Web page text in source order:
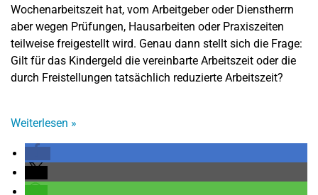
Wochenarbeitszeit hat, vom Arbeitgeber oder Dienstherrn
aber wegen Prüfungen, Hausarbeiten oder Praxiszeiten
teilweise freigestellt wird. Genau dann stellt sich die Frage:
Gilt für das Kindergeld die vereinbarte Arbeitszeit oder die
durch Freistellungen tatsächlich reduzierte Arbeitszeit?
Weiterlesen »